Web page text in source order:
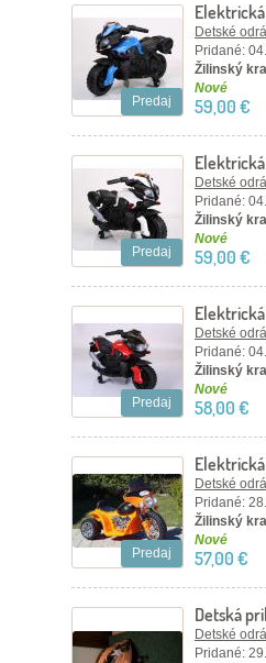
Predaj
Detské
Pridané:
Žilinský
Nové
59,00 €
Predaj
Detské
Pridané:
Žilinský
Nové
59,00 €
Predaj
Detské
Pridané:
Žilinský
Nové
58,00 €
Predaj
oranžová
Detské
Pridané:
Žilinský
Nové
57,00 €
Detská
Detské
Pridané: